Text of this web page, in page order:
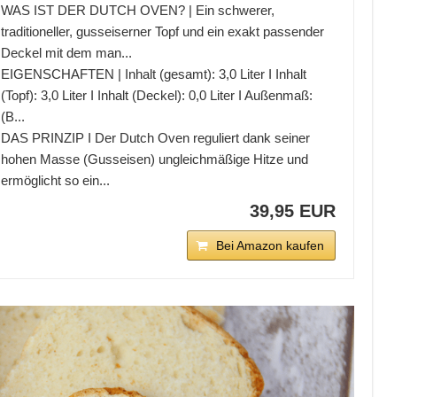
WAS IST DER DUTCH OVEN? | Ein schwerer,
traditioneller, gusseiserner Topf und ein exakt passender
Deckel mit dem man...
EIGENSCHAFTEN | Inhalt (gesamt): 3,0 Liter I Inhalt
(Topf): 3,0 Liter I Inhalt (Deckel): 0,0 Liter I Außenmaß:
(B...
DAS PRINZIP I Der Dutch Oven reguliert dank seiner
hohen Masse (Gusseisen) ungleichmäßige Hitze und
ermöglicht so ein...
39,95 EUR
Bei Amazon kaufen